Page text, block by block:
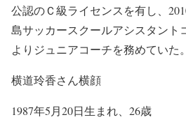
公認のＣ級ライセンスを有し、
島サッカースクールアシスタント
よりジュニアコーチを務めていた。
横道玲香さん横顔
1987年5月20日生まれ、26歳